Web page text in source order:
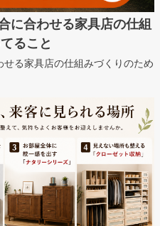
に合わせる家具店の仕組
ること
せる家具店の仕組みづくりのため